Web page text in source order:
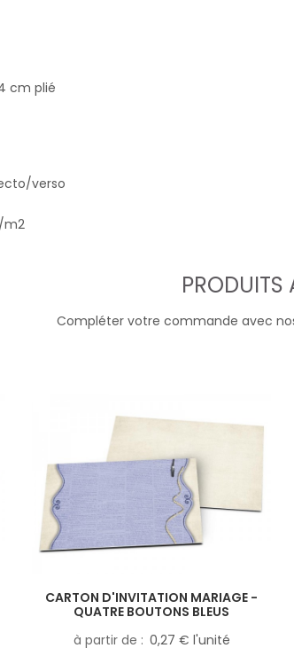
cm plié
verso
m2
PRODUITS
Compléter votre commande avec
CARTON D'INVITATION MARIAGE -
QUATRE BOUTONS BLEUS
à partir de
0,27 € l'unité